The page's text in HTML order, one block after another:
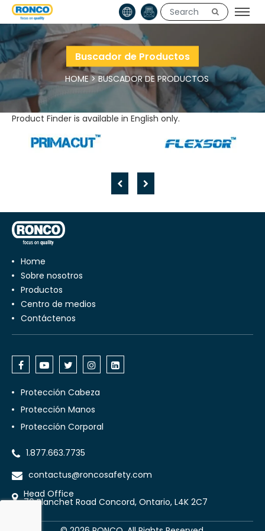
Buscador de Productos
HOME>BUSCADOR DE PRODUCTOS
Product Finder is available in English only.
Home
Sobre nosotros
Productos
Centro de medios
Contáctenos
Protección Cabeza
Protección Manos
Protección Corporal
1.877.663.7735
contactus@roncosafety.com
Head Office
70 Planchet Road Concord, Ontario, L4K 2C7